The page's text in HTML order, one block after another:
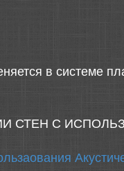
в системе
СТЕН С